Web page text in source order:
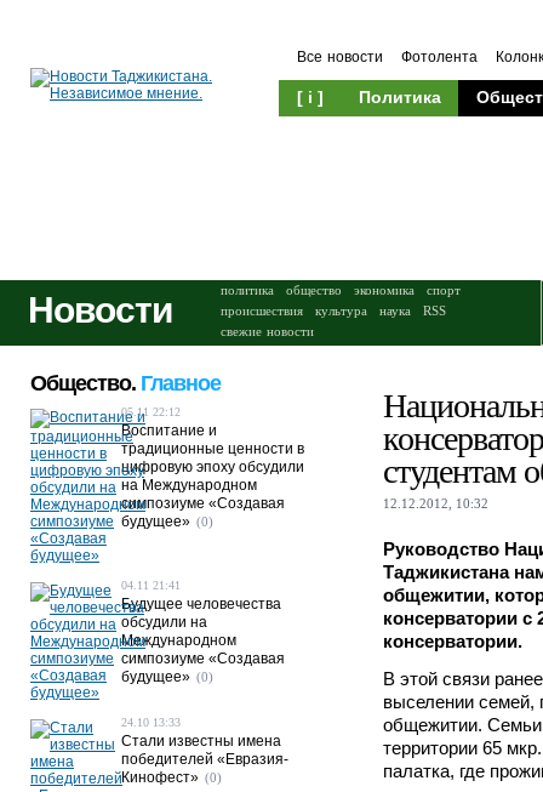
Все новости Фотолента
[ i ] Политика
Новости политика общество экономика
спорт
происшествия
культура наука
RSS
свежие новости
студентам
12.12.2012, 10:32
Руководство
Таджикистана
общежитии,
консерватории с
консерватории.
В этой связи
выселении
общежитии.
территории 65
палатка, где
Общество. Главное
05.11 22:12
Воспитание и
традиционные ценности в
цифровую эпоху обсудили
на Международном
симпозиуме «Создавая
будущее» (0)
04.11 21:41
Будущее человечества
обсудили на
Международном
симпозиуме «Создавая
будущее» (0)
24.10 13:33
Стали известны имена
победителей «Евразия-
Кинофест» (0)